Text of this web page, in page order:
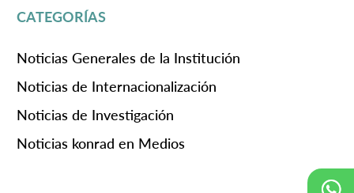
CATEGORÍAS
Noticias Generales de la Institución
Noticias de Internacionalización
Noticias de Investigación
Noticias konrad en Medios